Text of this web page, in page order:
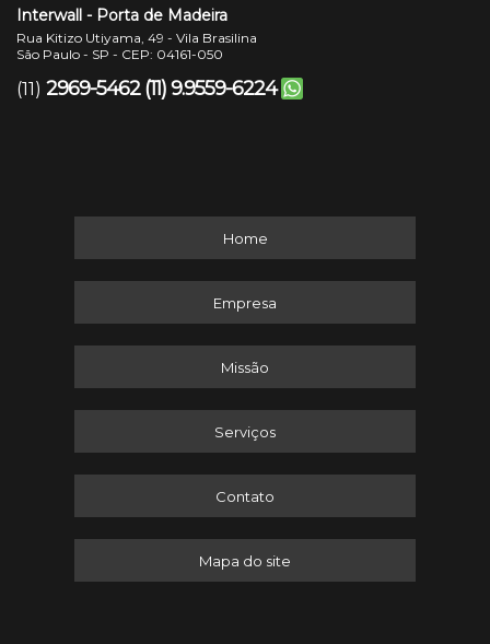
Interwall - Porta de Madeira
Rua Kitizo Utiyama, 49 - Vila Brasilina
São Paulo - SP - CEP: 04161-050
(11) 2969-5462 (11) 9.9559-6224
Home
Empresa
Missão
Serviços
Contato
Mapa do site